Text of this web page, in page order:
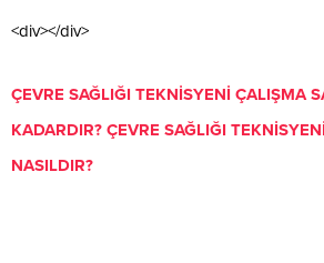
<div></div>
ÇEVRE SAĞLIĞI TEKNİSYENİ ÇALIŞMA
KADARDIR? ÇEVRE SAĞLIĞI
NASILDIR?